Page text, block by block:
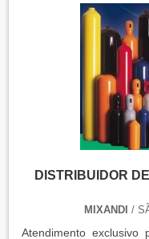
armazena a mistura de
DISTRIBUIDOR
MIXANDI /
Atendimento exclusivo